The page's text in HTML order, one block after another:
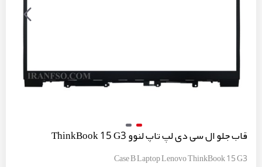
قاب جلو ال سی دی لپ تاپ لنوو ThinkBook 15 G3
Case B Laptop Lenovo ThinkBook 15 G3